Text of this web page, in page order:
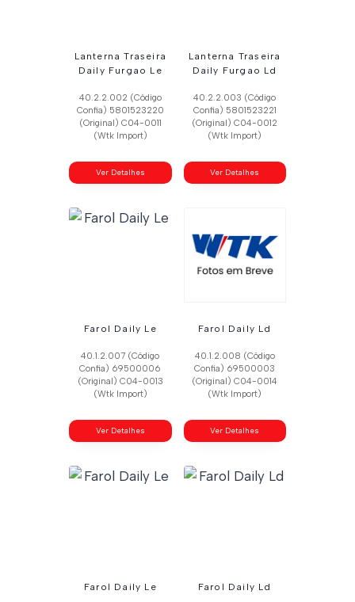
Lanterna Traseira
Daily Furgao Le
40.2.2.002 (Código
Confia) 5801523220
(Original) C04-0011
(Wtk Import)
Ver Detalhes
Lanterna Traseira
Daily Furgao Ld
40.2.2.003 (Código
Confia) 5801523221
(Original) C04-0012
(Wtk Import)
Ver Detalhes
Farol Daily Le
40.1.2.007 (Código
Confia) 69500006
(Original) C04-0013
(Wtk Import)
Ver Detalhes
Farol Daily Ld
40.1.2.008 (Código
Confia) 69500003
(Original) C04-0014
(Wtk Import)
Ver Detalhes
Farol Daily Le Farol Daily Ld